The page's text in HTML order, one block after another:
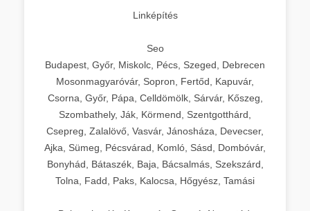
Linképítés
Seo
Budapest, Győr, Miskolc, Pécs, Szeged, Debrecen
Mosonmagyaróvár, Sopron, Fertőd, Kapuvár,
Csorna, Győr, Pápa, Celldömölk, Sárvár, Kőszeg,
Szombathely, Ják, Körmend, Szentgotthárd,
Csepreg, Zalalövő, Vasvár, Jánosháza, Devecser,
Ajka, Sümeg, Pécsvárad, Komló, Sásd, Dombóvár,
Bonyhád, Bátaszék, Baja, Bácsalmás, Szekszárd,
Tolna, Fadd, Paks, Kalocsa, Hőgyész, Tamási